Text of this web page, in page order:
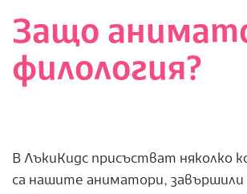
Защо
филология?
В ЛъкиКидс присъстват няколко
са нашите аниматори, завършили